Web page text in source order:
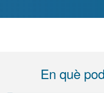
En què